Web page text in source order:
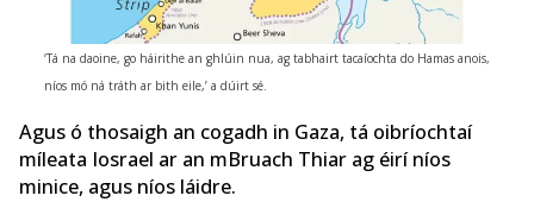
‘Tá na daoine, go háirithe an ghlúin nua, ag tabhairt tacaíochta do Hamas anois,
níos mó ná tráth ar bith eile,’ a dúirt sé.
Agus ó thosaigh an cogadh in Gaza, tá oibríochtaí
míleata Iosrael ar an mBruach Thiar ag éirí níos
minice, agus níos láidre.